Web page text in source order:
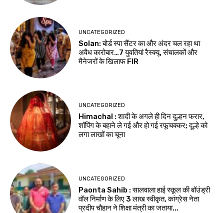
UNCATEGORIZED
Solan: बोर्ड स्पा सैंटर का और अंदर चल रहा था
अवैध कारोबार…7 युवतियां रैस्क्यू, संचालकों और
मैनेजरों के खिलाफ FIR
UNCATEGORIZED
Himachal : शादी के अगले ही दिन दुल्हन फरार,
शॉपिंग के बहाने ले गई और हो गई रफूचक्कर; दूल्हे को
लगा लाखों का चूना
UNCATEGORIZED
Paonta Sahib : सालवाला हाई स्कूल की बॉउंड्री
वॉल निर्माण के लिए ₹3 लाख स्वीकृत, कांग्रेस नेता
प्रदीप चौहान ने शिक्षा मंत्री का जताया...